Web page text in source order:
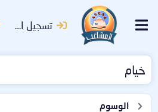
تسجيل الدخول
خيام
الوسوم